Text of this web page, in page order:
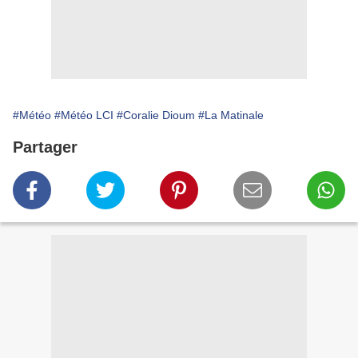
#Météo #Météo LCI #Coralie Dioum #La Matinale
Partager